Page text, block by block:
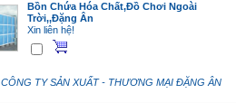
Bồn Chứa Hóa Chất,Đồ Chơi Ngoài
Trời,,Đặng Ân
Xin liên hệ!
CÔNG TY SẢN XUẤT - THƯƠNG MẠI ĐẶNG ÂN